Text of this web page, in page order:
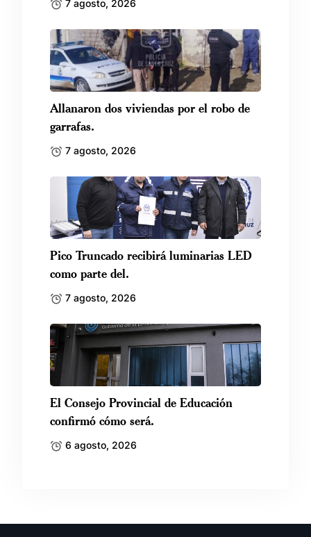
7 agosto, 2026
Allanaron dos viviendas por el robo de
garrafas.
7 agosto, 2026
Pico Truncado recibirá luminarias LED
como parte del.
7 agosto, 2026
El Consejo Provincial de Educación
confirmó cómo será.
6 agosto, 2026